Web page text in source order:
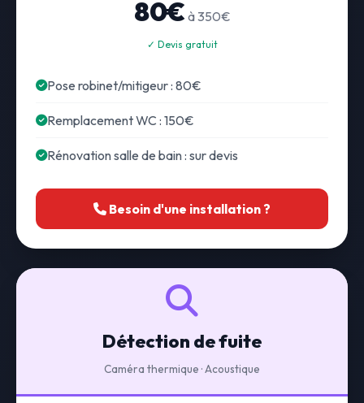
80€ à 350€
✓ Devis gratuit
Pose robinet/mitigeur : 80€
Remplacement WC : 150€
Rénovation salle de bain : sur devis
Besoin d'une installation ?
Détection de fuite
Caméra thermique · Acoustique